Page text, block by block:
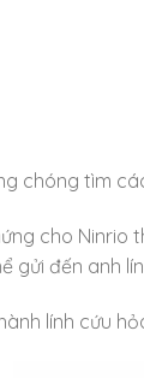
chóng tìm
cho
gửi đến anh
lính cứu